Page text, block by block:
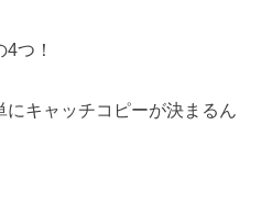
つ！
キャッチコピーが決まるん